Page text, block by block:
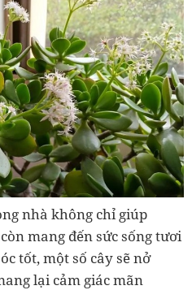
nhà không chỉ giúp
mang đến sức sống tươi
tốt, một số cây sẽ nở
lại cảm giác mãn